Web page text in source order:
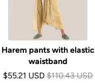
Harem pants with elastic
waistband
$55.21 USD $110.43 USD